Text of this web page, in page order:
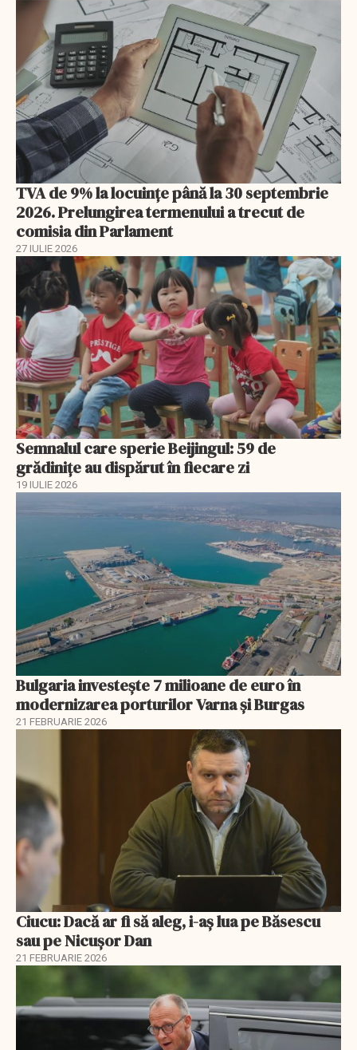
TVA de 9% la locuințe până la 30 septembrie
2026. Prelungirea termenului a trecut de
comisia din Parlament
27 IULIE 2026
Semnalul care sperie Beijingul: 59 de
grădinițe au dispărut în fiecare zi
19 IULIE 2026
Bulgaria investește 7 milioane de euro în
modernizarea porturilor Varna și Burgas
21 FEBRUARIE 2026
Ciucu: Dacă ar fi să aleg, i-aș lua pe Băsescu
sau pe Nicușor Dan
21 FEBRUARIE 2026